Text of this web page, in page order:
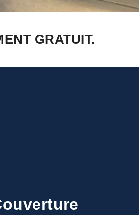
GRATUIT.